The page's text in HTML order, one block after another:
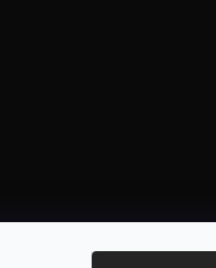
Sleduj nás na FACEBOOKU